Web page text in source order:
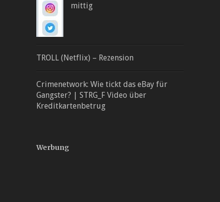
mittig
TROLL (Netflix) – Rezension
Crimenetwork: Wie tickt das eBay für
Gangster? | STRG_F Video über
Kreditkartenbetrug
Werbung